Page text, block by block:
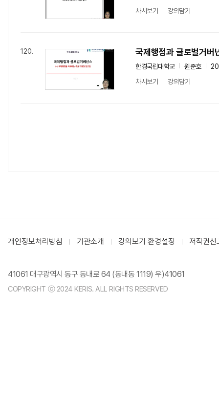
차시보기
강의담기
120. 국제행정과 글로벌거버
한경국립대학교 원준호
차시보기
강의담기
개인정보처리방침 기관소개 강의보기 환경설정 저작권신
41061 대구광역시 동구 동내로 64 (동내동 1119) 우)41061
COPYRIGHT ⓒ 2024 KERIS. ALL RIGHTS RESERVED